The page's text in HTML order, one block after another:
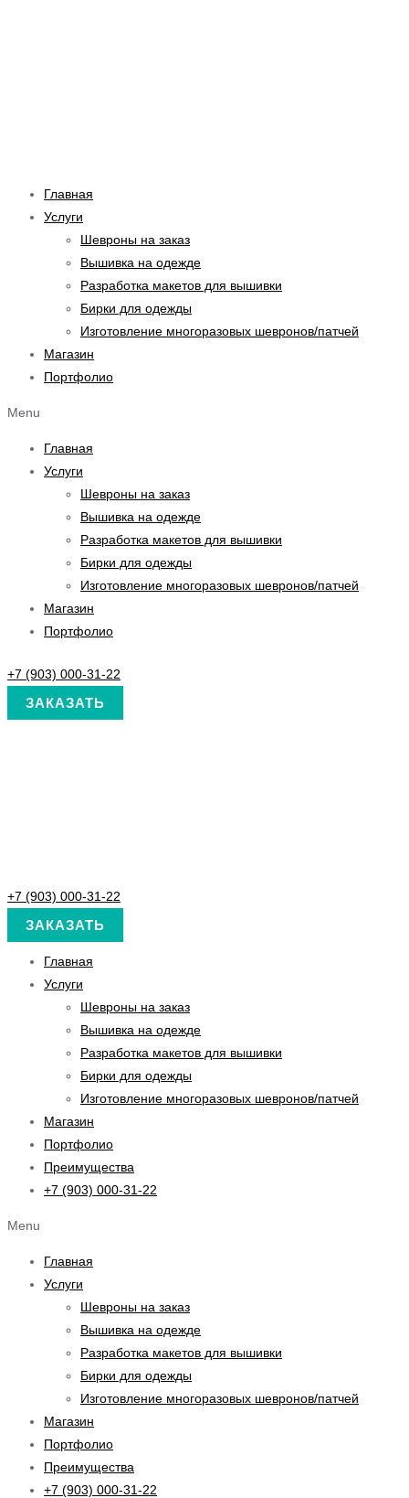
Главная
Услуги
Шевроны на заказ
Вышивка на одежде
Разработка макетов для вышивки
Бирки для одежды
Изготовление многоразовых шевронов/патчей
Магазин
Портфолио
Menu
Главная
Услуги
Шевроны на заказ
Вышивка на одежде
Разработка макетов для вышивки
Бирки для одежды
Изготовление многоразовых шевронов/патчей
Магазин
Портфолио
+7 (903) 000-31-22
ЗАКАЗАТЬ
+7 (903) 000-31-22
ЗАКАЗАТЬ
Главная
Услуги
Шевроны на заказ
Вышивка на одежде
Разработка макетов для вышивки
Бирки для одежды
Изготовление многоразовых шевронов/патчей
Магазин
Портфолио
Преимущества
+7 (903) 000-31-22
Menu
Главная
Услуги
Шевроны на заказ
Вышивка на одежде
Разработка макетов для вышивки
Бирки для одежды
Изготовление многоразовых шевронов/патчей
Магазин
Портфолио
Преимущества
+7 (903) 000-31-22